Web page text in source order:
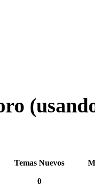
Temas Nuevos
0